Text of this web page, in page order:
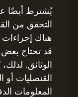
يُشترط أيضًا
التحقق من
هناك إجراءات
قد تحتاج
الوثائق.
القنصليات
المعلومات